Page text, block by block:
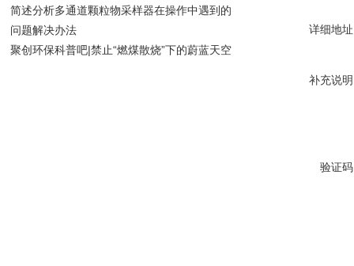
详细地
补充说
验证
简述分析多通道颗粒物采样器在操作中遇到的
问题解决办法
聚创环保科普吧|禁止“燃煤散烧”下的蔚蓝天空